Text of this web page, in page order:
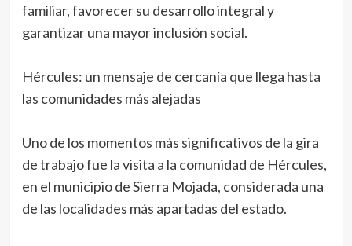
familiar, favorecer su desarrollo integral y
garantizar una mayor inclusión social.
Hércules: un mensaje de cercanía que llega hasta
las comunidades más alejadas
Uno de los momentos más significativos de la gira
de trabajo fue la visita a la comunidad de Hércules,
en el municipio de Sierra Mojada, considerada una
de las localidades más apartadas del estado.